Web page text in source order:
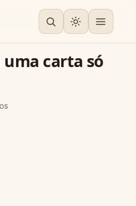
carta só